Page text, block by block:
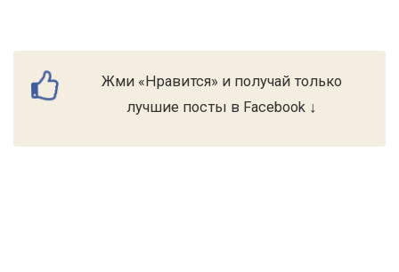
Жми «Нравится» и получай только
лучшие посты в Facebook ↓